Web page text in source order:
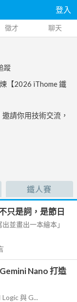
登入
徵才 聊天
蹤
【2026 iThome 鐵
請你用技術交流，
鐵人賽
只是詞，是節日
並畫出一本繪本」
Nano 打造
與 G...